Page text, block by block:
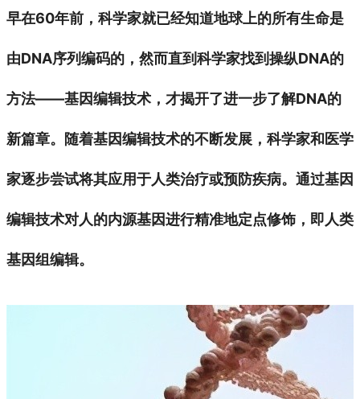
早在60年前，科学家就已经知道地球上的所有生命是
由DNA序列编码的，然而直到科学家找到操纵DNA的
方法——基因编辑技术，才揭开了进一步了解DNA的
新篇章。随着基因编辑技术的不断发展，科学家和医学
家逐步尝试将其应用于人类治疗或预防疾病。通过基因
编辑技术对人的内源基因进行精准地定点修饰，即人类
基因组编辑。